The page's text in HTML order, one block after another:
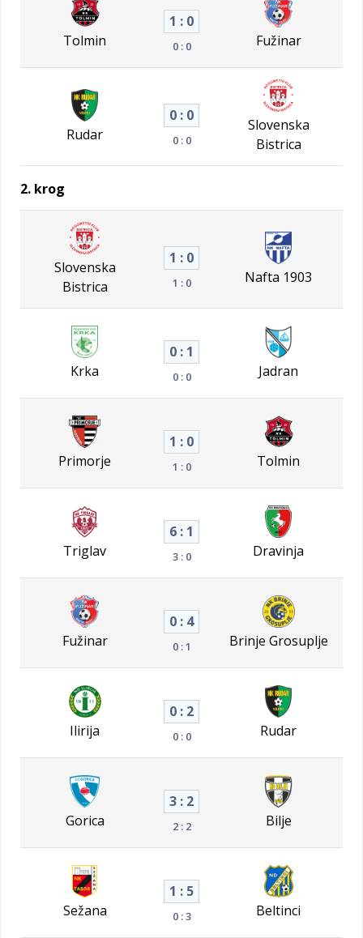
Tolmin
1 : 0
0 : 0 Fužinar
Rudar
0 : 0
0 : 0
Slovenska
Bistrica
2. krog
Slovenska
Bistrica
1 : 0
1 : 0 Nafta 1903
Krka
0 : 1
0 : 0 Jadran
Primorje
1 : 0
1 : 0 Tolmin
Triglav
6 : 1
3 : 0 Dravinja
Fužinar
0 : 4
0 : 1 Brinje Grosuplje
Ilirija
0 : 2
0 : 0 Rudar
Gorica
3 : 2
2 : 2 Bilje
Sežana
1 : 5
0 : 3 Beltinci